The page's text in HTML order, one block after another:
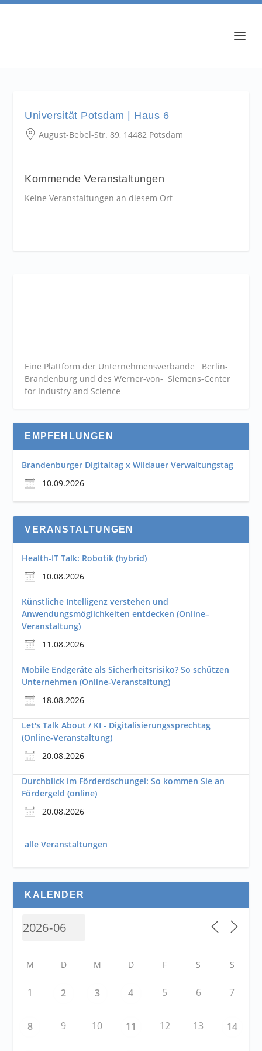
Universität Potsdam | Haus 6
August-Bebel-Str. 89, 14482 Potsdam
Kommende Veranstaltungen
Keine Veranstaltungen an diesem Ort
Eine Plattform der Unternehmensverbände Berlin-
Brandenburg und des Werner-von- Siemens-Center
for Industry and Science
EMPFEHLUNGEN
Brandenburger Digitaltag x Wildauer Verwaltungstag
10.09.2026
VERANSTALTUNGEN
Health-IT Talk: Robotik (hybrid)
10.08.2026
Künstliche Intelligenz verstehen und
Anwendungsmöglichkeiten entdecken (Online–
Veranstaltung)
11.08.2026
Mobile Endgeräte als Sicherheitsrisiko? So schützen
Unternehmen (Online-Veranstaltung)
18.08.2026
Let's Talk About / KI - Digitalisierungssprechtag
(Online-Veranstaltung)
20.08.2026
Durchblick im Förderdschungel: So kommen Sie an
Fördergeld (online)
20.08.2026
alle Veranstaltungen
KALENDER
M D M D F S S
1 2 3 4 5 6 7
8 9 10 11 12 13 14